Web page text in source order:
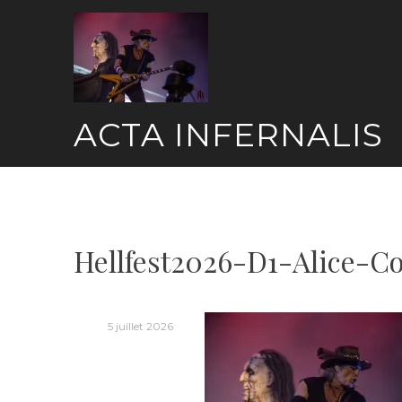
ACTA INFERNALIS
Hellfest2026-D1-Alice-
5 juillet 2026